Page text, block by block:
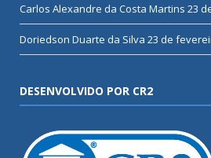
Carlos Alexandre da Costa Martins 23
Doriedson Duarte da Silva 23 de
DESENVOLVIDO POR CR2